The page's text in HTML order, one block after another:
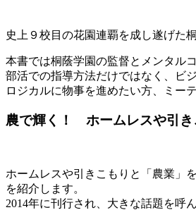
史上９校目の花園連覇を成し遂げた
本書では桐蔭学園の監督とメンタル
部活での指導方法だけではなく、ビ
ロジカルに物事を進めたい方、ミー
農で輝く！ ホームレスや引き
ホームレスや引きこもりと「農業」
を紹介します。
2014年に刊行され、大きな話題を呼